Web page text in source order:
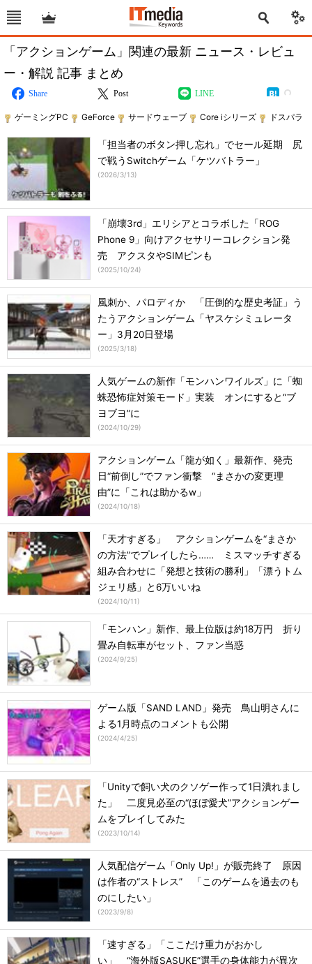
「アクションゲーム」関連の最新 ニュース・レビュ
ー・解説 記事 まとめ
Share Post LINE
ゲーミングPC GeForce サードウェーブ Core iシリーズ ドスパラ
「担当者のボタン押し忘れ」でセール延期 尻
で戦うSwitchゲーム「ケツバトラー」
(2026/3/13)
「崩壊3rd」エリシアとコラボした「ROG
Phone 9」向けアクセサリーコレクション発
売 アクスタやSIMピンも
(2025/10/24)
風刺か、パロディか 「圧倒的な歴史考証」う
たうアクションゲーム「ヤスケシミュレータ
ー」3月20日登場
(2025/3/18)
人気ゲームの新作「モンハンワイルズ」に「蜘
蛛恐怖症対策モード」実装 オンにすると“ブ
ヨブヨ”に
(2024/10/29)
アクションゲーム「龍が如く」最新作、発売
日“前倒し”でファン衝撃 “まさかの変更理
由”に「これは助かるw」
(2024/10/18)
「天才すぎる」 アクションゲームを“まさか
の方法”でプレイしたら…… ミスマッチすぎる
組み合わせに「発想と技術の勝利」「漂うトム
ジェリ感」と6万いいね
(2024/10/11)
「モンハン」新作、最上位版は約18万円 折り
畳み自転車がセット、ファン当惑
(2024/9/25)
ゲーム版「SAND LAND」発売 鳥山明さんに
よる1月時点のコメントも公開
(2024/4/25)
「Unityで飼い犬のクソゲー作って1日潰れまし
た」 二度見必至の“ほぼ愛犬”アクションゲー
ムをプレイしてみた
(2023/10/14)
人気配信ゲーム「Only Up!」が販売終了 原因
は作者の“ストレス” 「このゲームを過去のも
のにしたい」
(2023/9/8)
「速すぎる」「ここだけ重力がおかし
い」 “海外版SASUKE”選手の身体能力が異次